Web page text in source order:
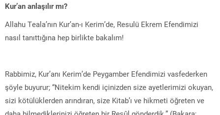
Kur’an anlaşılır mı?
Allahu Teala’nın Kur’an-ı Kerim’de, Resulü Ekrem Efendimizi
nasıl tanıttığına hep birlikte bakalım!
Rabbimiz, Kur’anı Kerim’de Peygamber Efendimizi vasfederken
şöyle buyurur; “Nitekim kendi içinizden size ayetlerimizi okuyan,
sizi kötülüklerden arındıran, size Kitab’ı ve hikmeti öğreten ve